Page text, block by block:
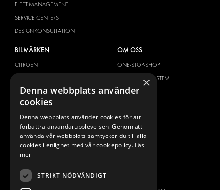
FLEET MANAGEMENT
SERVICE CENTERS
DESIGNKONSULTATION
BILMÄRKEN
CITROËN
FIAT
FORD
HYUNDAI
IVECO
MAN
MAXUS
MERCEDES
NISSAN
OM OSS
ONE-STOP-SHOP
OM MODUL-SYSTEM
BROSCHYRER
NYHETER
KONTAKT
KONTAKTA OSS
×
Denna webbplats använder
cookies
Denna webbplats använder cookies för att
förbättra användarupplevelsen. Genom att
använda vår webbplats samtycker du till alla
cookies i enlighet med vår cookiepolicy. Läs
mer
STRIKT NÖDVÄNDIGT